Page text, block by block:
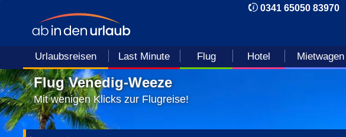
0341 65050 83970
Urlaubsreisen Last Minute Flug Hotel Mietwagen
Flug Venedig-Weeze
Mit wenigen Klicks zur Flugreise!